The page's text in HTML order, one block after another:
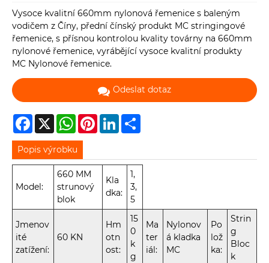
Vysoce kvalitní 660mm nylonová řemenice s baleným
vodičem z Číny, přední čínský produkt MC stringingové
řemenice, s přísnou kontrolou kvality továrny na 660mm
nylonové řemenice, vyrábějící vysoce kvalitní produkty
MC Nylonové řemenice.
Odeslat dotaz
Facebook
X WhatsAppPinterestLinkedIn
Popis výrobku
Model:
660 MM
strunový
blok
Kla
dka:
1,
3,
5
Jmenov
ité
zatížení:
60 KN
Hm
otn
ost:
15
0
k
g
Ma
ter
iál:
Nylonov
á kladka
MC
Po
lož
ka:
Strin
g
Bloc
k